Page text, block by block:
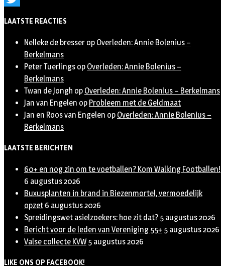
LAATSTE REACTIES
Nelleke de bresser op Overleden: Annie Bolenius –
Berkelmans
Peter Tuerlings op Overleden: Annie Bolenius –
Berkelmans
Twan de Jongh op Overleden: Annie Bolenius – Berkelmans
Jan van Engelen op Probleem met de Geldmaat
Jan en Roos van Engelen op Overleden: Annie Bolenius –
Berkelmans
LAATSTE BERICHTEN
60+ en nog zin om te voetballen? Kom Walking Footballen!
6 augustus 2026
Buxusplanten in brand in Biezenmortel, vermoedelijk
opzet 6 augustus 2026
Spreidingswet asielzoekers: hoe zit dat? 5 augustus 2026
Bericht voor de leden van Vereniging 55+ 5 augustus 2026
Valse collecte KVW 5 augustus 2026
LIKE ONS OP FACEBOOK!